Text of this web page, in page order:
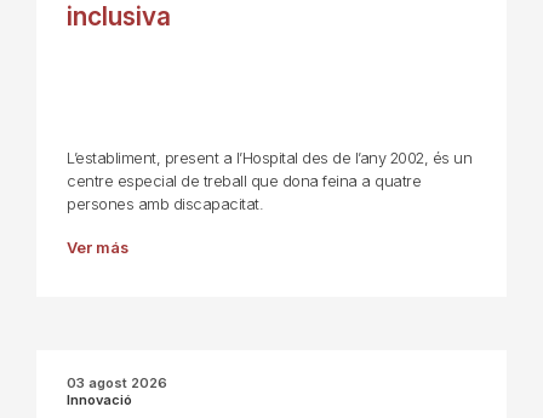
inclusiva
L’establiment, present a l’Hospital des de l’any 2002, és un
centre especial de treball que dona feina a quatre
persones amb discapacitat.
Ver más
03 agost 2026
Innovació